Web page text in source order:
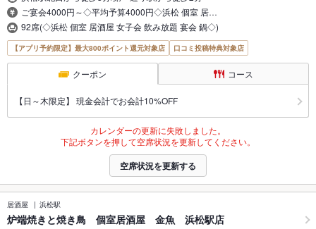
ご宴会4000円～◇平均予算4000円◇浜松 個室 居…
92席(◇浜松 個室 居酒屋 女子会 飲み放題 宴会 鍋◇)
【アプリ予約限定】最大800ポイント還元対象店 口コミ投稿特典対象店
クーポン コース
【日～木限定】 現金会計でお会計10%OFF
カレンダーの更新に失敗しました。
下記ボタンを押して空席状況を更新してください。
空席状況を更新する
居酒屋 浜松駅
炉端焼きと焼き鳥 個室居酒屋 金魚 浜松駅店